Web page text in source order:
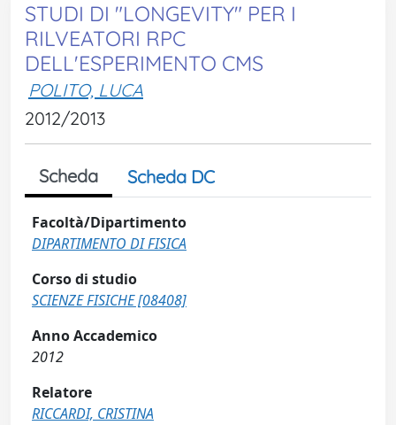
STUDI DI "LONGEVITY" PER I
RILVEATORI RPC
DELL'ESPERIMENTO CMS
POLITO, LUCA
2012/2013
Scheda Scheda DC
Facoltà/Dipartimento
DIPARTIMENTO DI FISICA
Corso di studio
SCIENZE FISICHE [08408]
Anno Accademico
2012
Relatore
RICCARDI, CRISTINA